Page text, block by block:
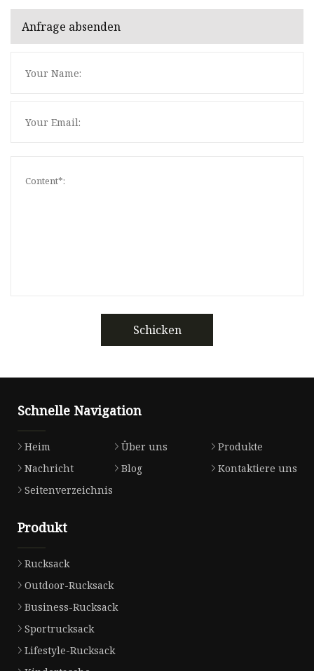
Anfrage absenden
Schicken
Schnelle Navigation
Heim Über uns
Produkte
Nachricht
Blog
Kontaktiere uns
Seitenverzeichnis
Produkt
Rucksack
Outdoor-Rucksack
Business-Rucksack
Sportrucksack
Lifestyle-Rucksack